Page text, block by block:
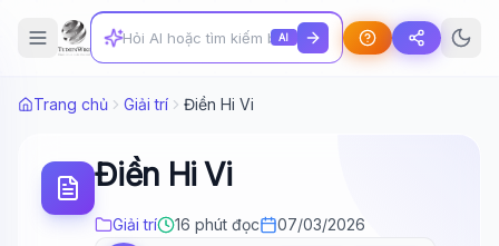
AI
Trang chủ Giải trí Điền Hi Vi
Điền Hi Vi
Giải trí 16 phút đọc 07/03/2026